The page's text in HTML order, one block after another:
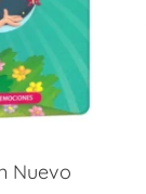
Nuevo